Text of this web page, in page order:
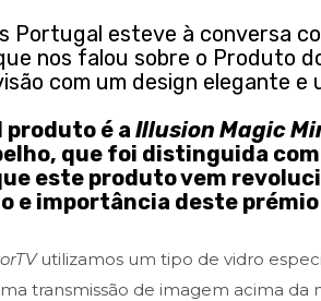
Portugal esteve à conversa
nos falou sobre o Produto
com um design elegante e
produto é a Illusion Magic
que foi distinguida
este produto vem
e importância deste prémio
utilizamos um tipo de vidro
transmissão de imagem acima